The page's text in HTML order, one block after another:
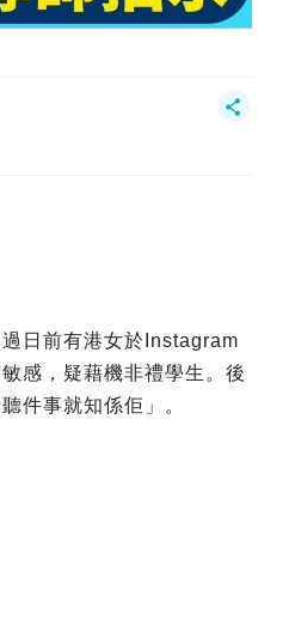
日前有港女於Instagram
感，疑藉機非禮學生。後
件事就知係佢」。